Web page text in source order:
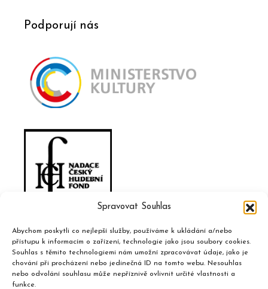
Spravovat Souhlas
Abychom poskytli co nejlepší služby, používáme k ukládání a/nebo
přístupu k informacím o zařízení, technologie jako jsou soubory cookies.
Souhlas s těmito technologiemi nám umožní zpracovávat údaje, jako je
chování při procházení nebo jedinečná ID na tomto webu. Nesouhlas
nebo odvolání souhlasu může nepříznivě ovlivnit určité vlastnosti a
funkce.
Podporují nás